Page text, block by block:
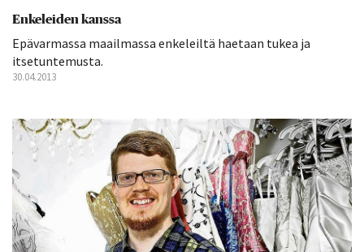
Enkeleiden kanssa
Epävarmassa maailmassa enkeleiltä haetaan tukea ja
itsetuntemusta.
30.04.2013